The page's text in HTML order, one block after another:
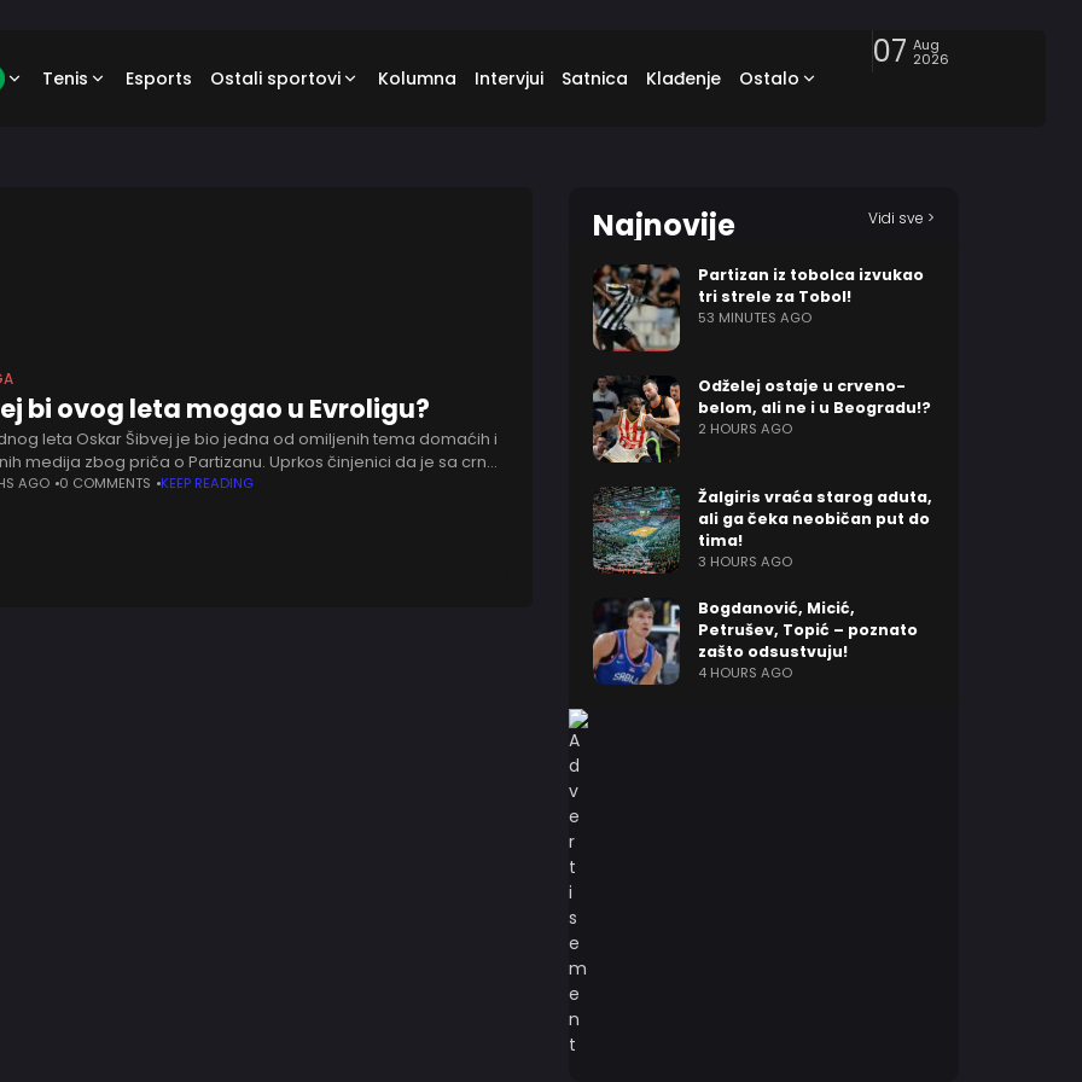
Tenis Esports Ostali sportovi Kolumna Intervjui Satnica Klađenje Ostalo
07 Aug
2026
bi ovog leta mogao u Evroligu?
leta Oskar Šibvej je bio jedna od omiljenih tema domaćih i
medija zbog priča o Partizanu. Uprkos činjenici da je sa crno-
samo inicijalni kontakt i ništa
AGO 0 COMMENTS KEEP READING
Najnovije Vidi sve >
Partizan iz tobolca izvukao
tri strele za Tobol!
53 MINUTES AGO
Odželej ostaje u crveno-
belom, ali ne i u Beogradu!?
2 HOURS AGO
Žalgiris vraća starog aduta,
ali ga čeka neobičan put do
tima!
3 HOURS AGO
Bogdanović, Micić,
Petrušev, Topić – poznato
zašto odsustvuju!
4 HOURS AGO